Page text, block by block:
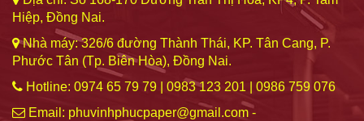
Hiệp, Đồng Nai.
Nhà máy: 326/6 đường Thành Thái, KP. Tân Cang, P.
Phước Tân (Tp. Biên Hòa), Đồng Nai.
Hotline: 0974 65 79 79 | 0983 123 201 | 0986 759 076
Email: phuvinhphucpaper@gmail.com -